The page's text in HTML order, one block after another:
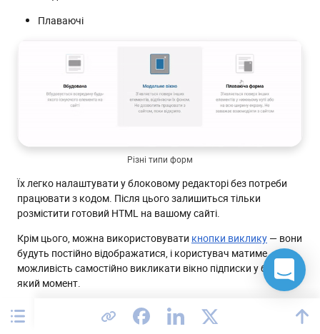
Плаваючі
Різні типи форм
Їх легко налаштувати у блоковому редакторі без потреби
працювати з кодом. Після цього залишиться тільки
розмістити готовий HTML на вашому сайті.
Крім цього, можна використовувати кнопки виклику — вони
будуть постійно відображатися, і користувач матиме
можливість самостійно викликати вікно підписки у будь-
який момент.